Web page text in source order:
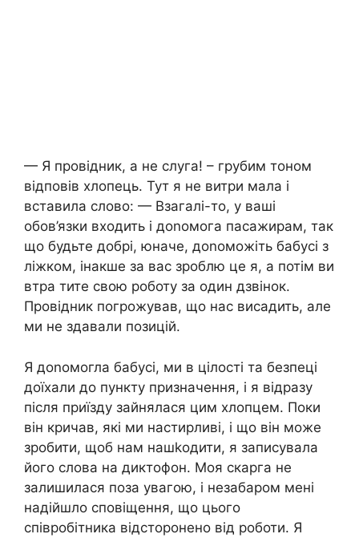
— Я провідник, а не слуга! – грубим тоном
відповів хлопець. Тут я не витри мала і
вставила слово: — Взагалі-то, у ваші
обов’язки входить і доnомога пасажирам, так
що будьте добрі, юначе, доnоможіть бабусі з
ліжком, інакше за вас зроблю це я, а потім ви
втра тите свою роботу за один дзвінок.
Провідник погрожував, що нас висадить, але
ми не здавали позицій.
Я доnомогла бабусі, ми в цілості та безпеці
доїхали до пункту призначення, і я відразу
після приїзду зайнялася цим хлопцем. Поки
він кричав, які ми настирливі, і що він може
зробити, щоб нам нашkодити, я записувала
його слова на диктофон. Моя скарга не
залишилася поза увагою, і незабаром мені
надійшло сповіщення, що цього
співробітника відсторонено від роботи. Я